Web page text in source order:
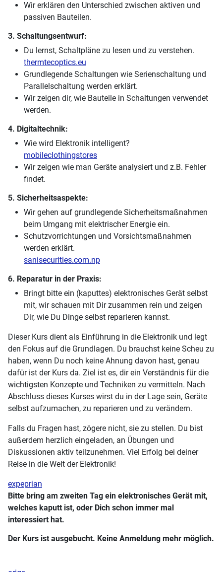
Wir erklären den Unterschied zwischen aktiven und
passiven Bauteilen.
3. Schaltungsentwurf:
Du lernst, Schaltpläne zu lesen und zu verstehen.
thermtecoptics.eu
Grundlegende Schaltungen wie Serienschaltung und
Parallelschaltung werden erklärt.
Wir zeigen dir, wie Bauteile in Schaltungen verwendet
werden.
4. Digitaltechnik:
Wie wird Elektronik intelligent?
mobileclothingstores
Wir zeigen wie man Geräte analysiert und z.B. Fehler
findet.
5. Sicherheitsaspekte:
Wir gehen auf grundlegende Sicherheitsmaßnahmen
beim Umgang mit elektrischer Energie ein.
Schutzvorrichtungen und Vorsichtsmaßnahmen
werden erklärt.
sanisecurities.com.np
6. Reparatur in der Praxis:
Bringt bitte ein (kaputtes) elektronisches Gerät selbst
mit, wir schauen mit Dir zusammen rein und zeigen
Dir, wie Du Dinge selbst reparieren kannst.
Dieser Kurs dient als Einführung in die Elektronik und legt
den Fokus auf die Grundlagen. Du brauchst keine Scheu zu
haben, wenn Du noch keine Ahnung davon hast, genau
dafür ist der Kurs da. Ziel ist es, dir ein Verständnis für die
wichtigsten Konzepte und Techniken zu vermitteln. Nach
Abschluss dieses Kurses wirst du in der Lage sein, Geräte
selbst aufzumachen, zu reparieren und zu verändern.
Falls du Fragen hast, zögere nicht, sie zu stellen. Du bist
außerdem herzlich eingeladen, an Übungen und
Diskussionen aktiv teilzunehmen. Viel Erfolg bei deiner
Reise in die Welt der Elektronik!
expeprian
Bitte bring am zweiten Tag ein elektronisches Gerät mit,
welches kaputt ist, oder Dich schon immer mal
interessiert hat.
Der Kurs ist ausgebucht. Keine Anmeldung mehr möglich.